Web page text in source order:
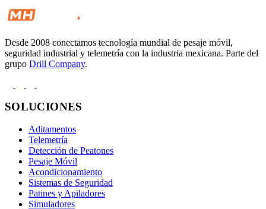
Desde 2008 conectamos tecnología mundial de pesaje móvil,
seguridad industrial y telemetría con la industria mexicana. Parte del
grupo Drill Company.
SOLUCIONES
Aditamentos
Telemetría
Detección de Peatones
Pesaje Móvil
Acondicionamiento
Sistemas de Seguridad
Patines y Apiladores
Simuladores